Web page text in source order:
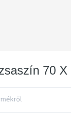
70 X